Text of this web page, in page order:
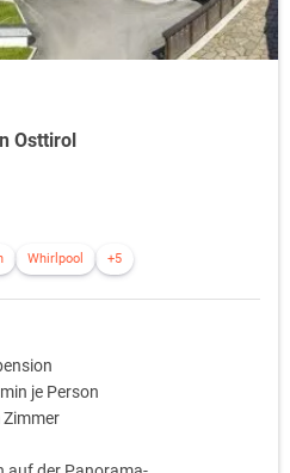
Osttirol
Whirlpool +5
je Person
Zimmer